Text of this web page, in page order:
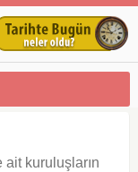
ait kuruluşların